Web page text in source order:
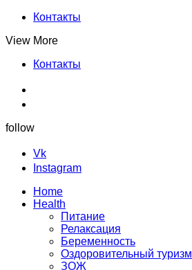
Контакты
View More
Контакты
follow
Vk
Instagram
Home
Health
Питание
Релаксация
Беременность
Оздоровительный туризм
ЗОЖ